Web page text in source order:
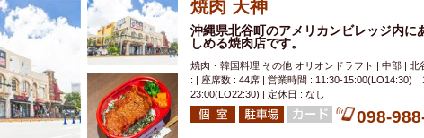
貸切可
大部屋20名 落ち着いた空間 4000円台コース
カード可
厳選日本酒 鮮魚 大衆酒場 ノンアルコールビール ウ
3000円台コース
ピザ 焼酎
アサヒスーパードライ
県庁前駅周辺 大部屋40名 旭橋駅周辺 沖
大部屋50名以上～
オリオン 海ぶどう パスタ 民謡・生演奏
ハッピーアワー
アグー豚
焼肉 天神
沖縄県北谷町のアメリカンビレッジ内
しめる焼肉店です。
焼肉・韓国料理 その他 オリオンドラフト | 中部 | 北
: | 座席数 : 44席 | 営業時間 : 11:30-15:00(LO14:30)
23:00(LO22:30) | 定休日 : なし
098-